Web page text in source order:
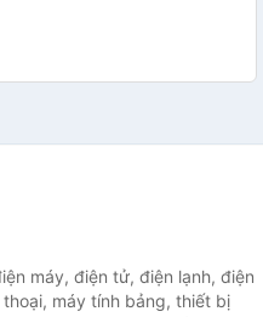
máy, điện tử, điện lạnh, điện
máy tính bảng, thiết bị